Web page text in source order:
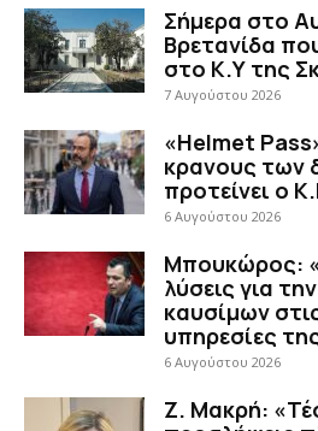
Σήμερα στο
Βρετανίδα
στο Κ.Υ της
7 Αυγούστου 2026
«Helmet
κρανους των
προτείνει ο
6 Αυγούστου 2026
Μπουκώρος:
λύσεις για
καυσίμων
υπηρεσίες
6 Αυγούστου 2026
Ζ. Μακρή: